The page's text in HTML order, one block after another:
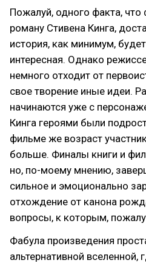
Пожалуй, одного факта,
роману Стивена Кинга,
история, как минимум,
интересная. Однако
немного отходит от
свое творение иные идеи.
начинаются уже с
Кинга героями были
фильме же возраст
больше. Финалы книги и
но, по-моему мнению,
сильное и эмоционально
отхождение от канона
вопросы, к которым,
Фабула произведения
альтернативной вселенной,